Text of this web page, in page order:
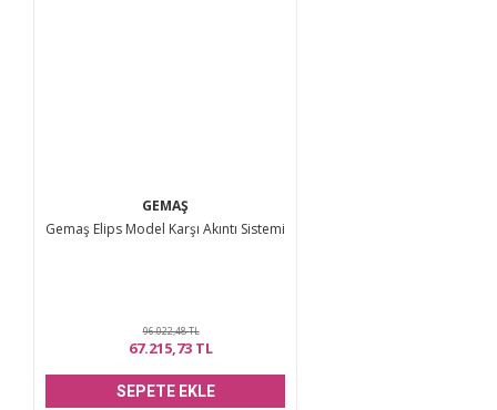
GEMAŞ
Gemaş Elips Model Karşı Akıntı Sistemi
96.022,48 TL
67.215,73 TL
SEPETE EKLE